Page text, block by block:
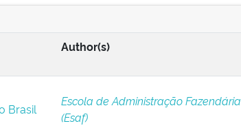
Author(s)
Brasil
Escola de Administração Fazendária
(Esaf)